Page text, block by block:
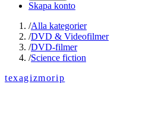
Skapa konto
/Alla kategorier
/DVD & Videofilmer
/DVD-filmer
/Science fiction
texagizmorip